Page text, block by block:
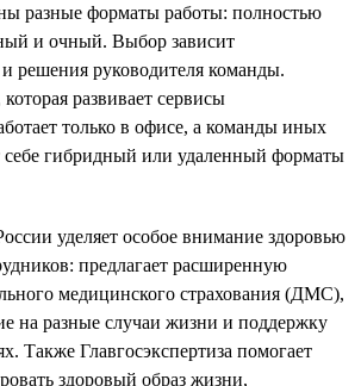
разные форматы работы: полностью
и очный. Выбор зависит
решения руководителя команды.
развивает сервисы
только в офисе, а команды иных
гибридный или удаленный форматы
уделяет особое внимание здоровью
предлагает расширенную
медицинского страхования (ДМС),
на разные случаи жизни и поддержку
Также Главгосэкспертиза помогает
здоровый образ жизни,